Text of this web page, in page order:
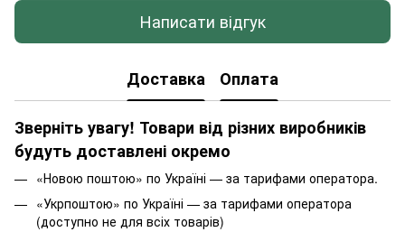
Написати відгук
Доставка Оплата
Зверніть увагу! Товари від різних виробників
будуть доставлені окремо
«Новою поштою» по Україні — за тарифами оператора.
«Укрпоштою» по Україні — за тарифами оператора
(доступно не для всіх товарів)